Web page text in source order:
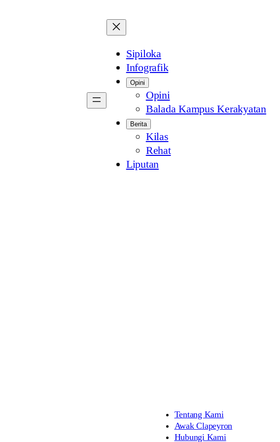
Sipiloka
Infografik
Opini
Opini
Balada Kampus Kerakyatan
Berita
Kilas
Rehat
Liputan
Tentang Kami
Awak Clapeyron
Hubungi Kami